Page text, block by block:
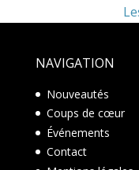
NAVIGATION
Nouveautés
Coups de cœur
Événements
Contact